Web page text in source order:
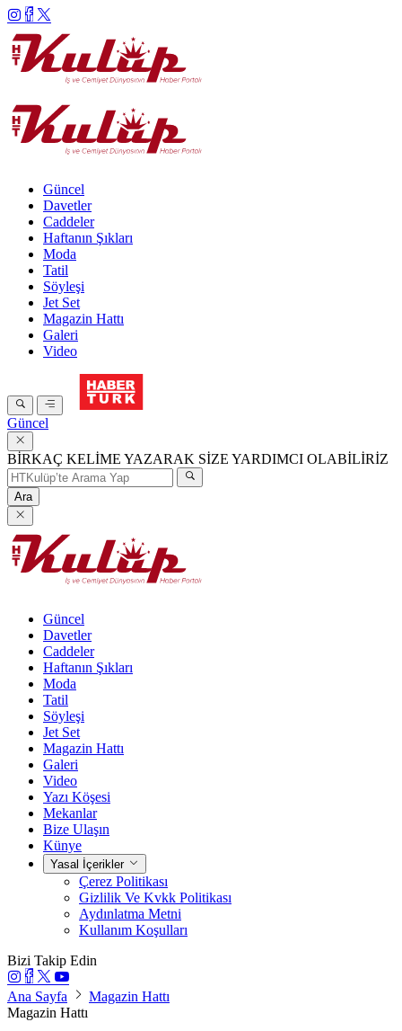
Güncel
Davetler
Caddeler
Haftanın Şıkları
Moda
Tatil
Söyleşi
Jet Set
Magazin Hattı
Galeri
Video
Güncel
BİRKAÇ KELİME YAZARAK SİZE YARDIMCI OLABİLİRİZ
Ara
Güncel
Davetler
Caddeler
Haftanın Şıkları
Moda
Tatil
Söyleşi
Jet Set
Magazin Hattı
Galeri
Video
Yazı Köşesi
Mekanlar
Bize Ulaşın
Künye
Yasal İçerikler
Çerez Politikası
Gizlilik Ve Kvkk Politikası
Aydınlatma Metni
Kullanım Koşulları
Bizi Takip Edin
Ana Sayfa
Magazin Hattı
Magazin Hattı